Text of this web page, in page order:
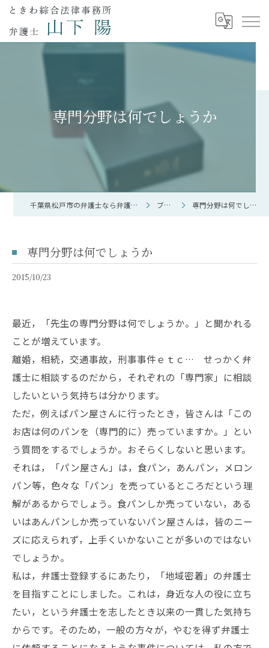
専門分野は何でしょうか
千葉県松戸市の弁護士なら弁護士 山下 陽 ブログ 専門分野は何でしょうか
専門分野は何でしょうか
2015/10/23
最近，「先生の専門分野は何でしょうか。」と聞かれる
ことが増えています。
離婚，相続，交通事故，刑事事件ｅｔｃ… せっかく弁
護士に相談するのだから，それぞれの「専門家」に相談
したいという気持ちは分かります。
ただ，例えばパン屋さんに行ったとき，皆さんは「この
お店は何のパンを（専門的に）売っていますか。」とい
う質問をするでしょうか。おそらくしないと思います。
それは，「パン屋さん」は，食パン，あんパン，メロン
パン等，色々な「パン」を売っているところだという理
解があるからでしょう。食パンしか売っていない，ある
いはあんパンしか売っていないパン屋さんは，皆のニー
ズに応えられず，上手くいかないことが多いのではない
でしょうか。
私は，弁護士登録するにあたり，「地域密着」の弁護士
を目指すことにしました。これは，身近な人の役に立ち
たい，という弁護士を志したとき以来の一貫した気持ち
からです。そのため，一般の方々が，やむを得ず弁護士